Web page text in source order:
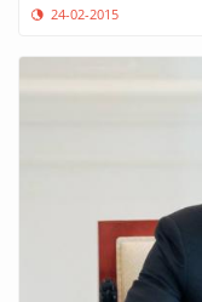
24-02-2015